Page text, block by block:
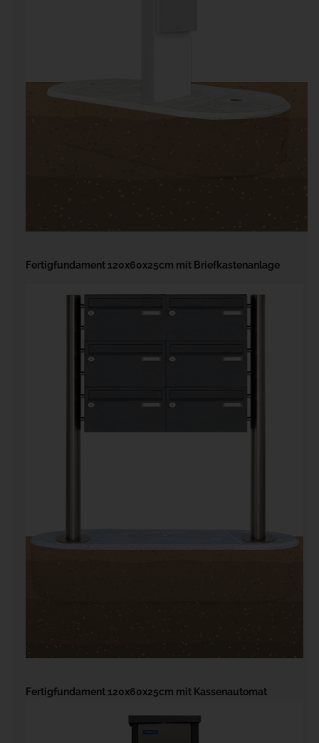
Fertigfundament 120x60x25cm mit Briefkastenanlage
Fertigfundament 120x60x25cm mit Kassenautomat